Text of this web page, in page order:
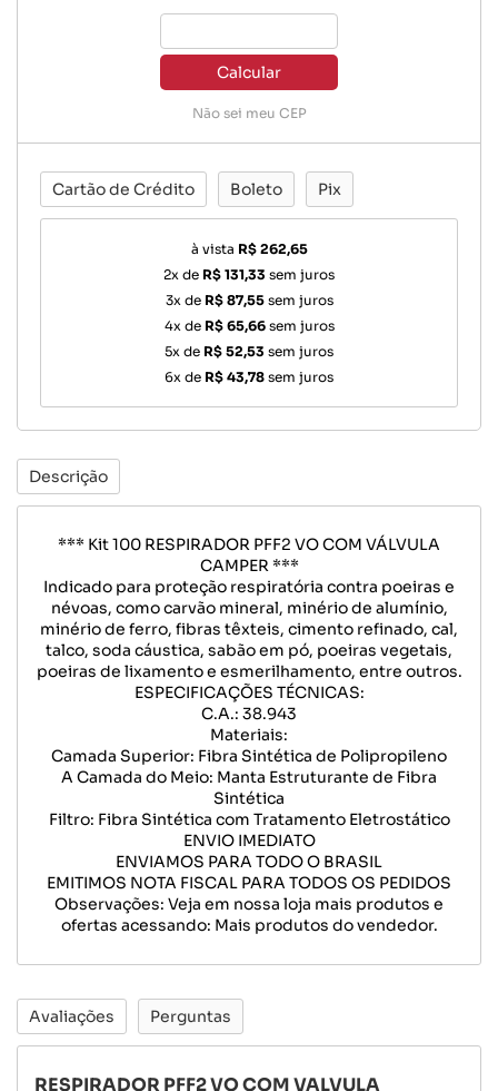
Calcular
Não sei meu CEP
Cartão de Crédito Boleto Pix
à vista R$ 262,65
2x de R$ 131,33 sem juros
3x de R$ 87,55sem juros
4x de R$ 65,66sem juros
5x de R$ 52,53 sem juros
6x de R$ 43,78 sem juros
Descrição
*** Kit 100 RESPIRADOR PFF2 VO COM VÁLVULA
CAMPER ***
Indicado para proteção respiratória contra poeiras e
névoas, como carvão mineral, minério de alumínio,
minério de ferro, fibras têxteis, cimento refinado, cal,
talco, soda cáustica, sabão em pó, poeiras vegetais,
poeiras de lixamento e esmerilhamento, entre outros.
ESPECIFICAÇÕES TÉCNICAS:
C.A.: 38.943
Materiais:
Camada Superior: Fibra Sintética de Polipropileno
A Camada do Meio: Manta Estruturante de Fibra
Sintética
Filtro: Fibra Sintética com Tratamento Eletrostático
ENVIO IMEDIATO
ENVIAMOS PARA TODO O BRASIL
EMITIMOS NOTA FISCAL PARA TODOS OS PEDIDOS
Observações: Veja em nossa loja mais produtos e
ofertas acessando: Mais produtos do vendedor.
Avaliações Perguntas
RESPIRADOR PFF2 VO COM VALVULA